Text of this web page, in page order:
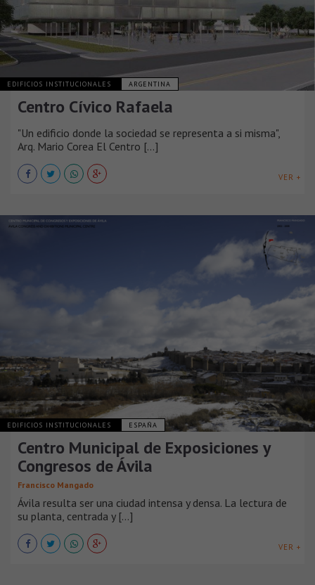
EDIFICIOS INSTITUCIONALES ARGENTINA
Centro Cívico Rafaela
"Un edificio donde la sociedad se representa a si misma",
Arq. Mario Corea El Centro [...]
VER +
EDIFICIOS INSTITUCIONALES ESPAÑA
Centro Municipal de Exposiciones y
Congresos de Ávila
Francisco Mangado
Ávila resulta ser una ciudad intensa y densa. La lectura de
su planta, centrada y [...]
VER +